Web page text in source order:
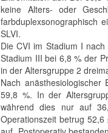
keine Alters- oder
farbduplexsonographisch
SLVI.
Die CVI im Stadium I
Stadium III bei 6,8 % der
in der Altersgruppe 2
Nach
59,8 %. In der
während dies nur auf
Operationszeit betrug